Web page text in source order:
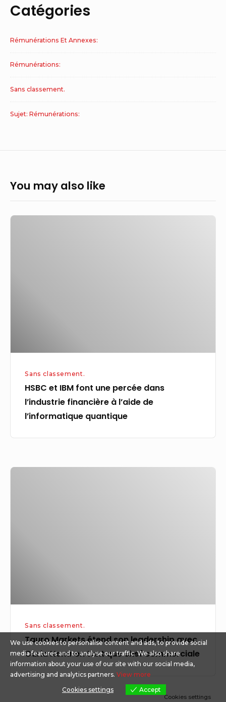
Catégories
Rémunérations Et Annexes:
Rémunérations:
Sans classement.
Sujet: Rémunérations:
You may also like
l’informatique
quantique
Sans classement.
HSBC et IBM font une percée dans
l’industrie financière à l’aide de
l’informatique quantique
chef
commerciale
Sans classement.
Tauro Markets étend son leadership avec
Carla Nemr en tant que chef commerciale
We use cookies to personalise content and ads, to provide social
media features and to analyse our traffic. We also share
information about your use of our site with our social media,
advertising and analytics partners. View more
Cookies settings
Accept
Cookies settings